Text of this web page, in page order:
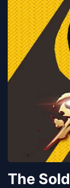
The